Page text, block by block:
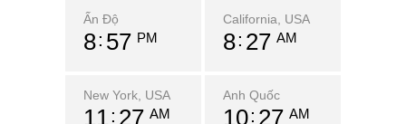
Ấn Độ
8 57 PM
California, USA
8 27 AM
New York, USA
11 27 AM
Anh Quốc
10 27 AM